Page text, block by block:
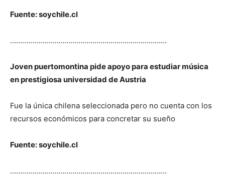
Fuente: soychile.cl
……………………………………………………………………
Joven puertomontina pide apoyo para estudiar música
en prestigiosa universidad de Austria
Fue la única chilena seleccionada pero no cuenta con los
recursos económicos para concretar su sueño
Fuente: soychile.cl
……………………………………………………………………